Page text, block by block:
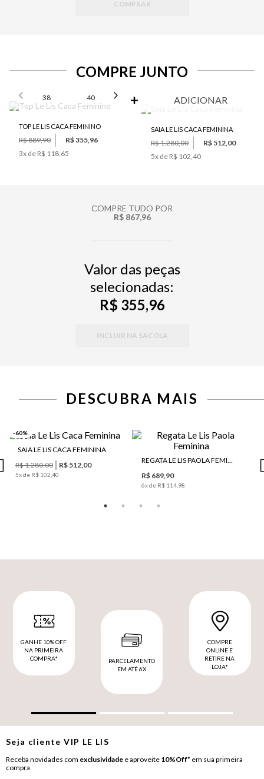
COMPRAR
COMPRE JUNTO
38 40 42 44
TOP LE LIS CACA FEMININO
R$ 889,90
R$ 355,96
3x de R$ 118,65
ADICIONAR
SAIA LE LIS CACA FEMININA
R$ 1.280,00
R$ 512,00
5x de R$ 102,40
COMPRE TUDO POR
R$ 867,96
Valor das peças
selecionadas:
R$ 355,96
INCLUIR NA SACOLA
DESCUBRA MAIS
-60%
SAIA LE LIS CACA FEMININA
R$ 1.280,00
R$ 512,00
5x de R$ 102,40
REGATA LE LIS PAOLA FEMININA
R$ 689,90
6x de R$ 114,98
GANHE 10% OFF
NA PRIMEIRA
COMPRA*
PARCELAMENTO
EM ATÉ 6X
COMPRE
ONLINE E
RETIRE NA
LOJA*
Seja clienteVIP LE LIS
Receba novidades com exclusividade e aproveite 10%Off* em sua primeira
compra